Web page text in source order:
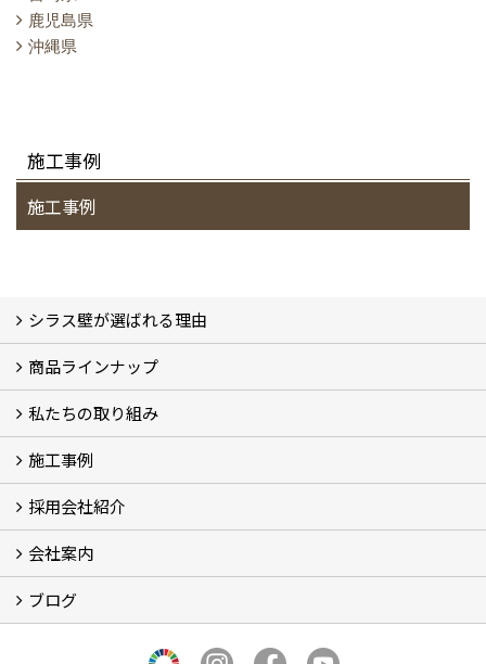
鹿児島県
沖縄県
施工事例
施工事例
シラス壁が選ばれる理由
シラスストーリー
こだわり
シラス壁の驚くべき性能
商品ラインナップ
一覧
内装仕上げ材
外装仕上げ材
舗装材
水性無機高分子系ハイブリッド型塗料
エコリフォーム
消臭壁紙
Q&A
資料PDF
私たちの取り組み
SDGs、GHGへの取り組み (2)
マグマシラス米
特別対談 (2)
高千穂シラス解説ムービー
研究プロジェクト (4)
プロジェクト (3)
施工事例
施工事例
お客様からのお便り
採用会社紹介
採用会社紹介
「鏝人の会」左官店のご紹介
会社案内
会社概要・沿革
代表の実績
製造紹介
ショールーム
アクセス
採用情報
バナーダウンロード
プライバシーポリシー
Takachiho Shirasu Global Site
LINE公式アカウント
ブログ